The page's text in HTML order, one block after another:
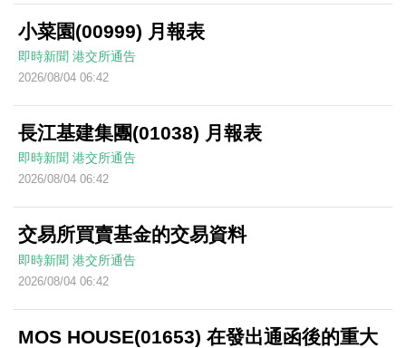
小菜園(00999) 月報表
即時新聞 港交所通告
2026/08/04 06:42
長江基建集團(01038) 月報表
即時新聞 港交所通告
2026/08/04 06:42
交易所買賣基金的交易資料
即時新聞 港交所通告
2026/08/04 06:42
MOS HOUSE(01653) 在發出通函後的重大